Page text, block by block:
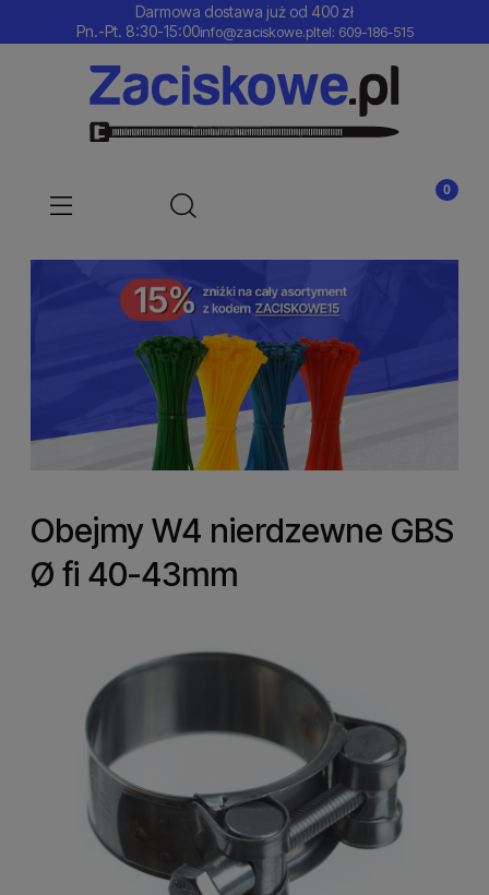
Darmowa dostawa już od 400 zł
Pn.-Pt. 8:30-15:00info@zaciskowe.pltel: 609-186-515
Obejmy W4 nierdzewne GBS
Ø fi 40-43mm